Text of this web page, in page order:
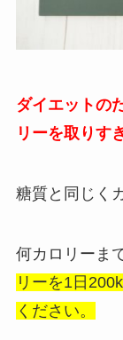
ダイエットの
リーを取りす
糖質と同じく
何カロリーま
リーを1日
ください。